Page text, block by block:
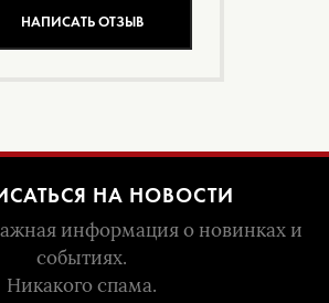
НАПИСАТЬ ОТЗЫВ
НА НОВОСТИ
информация о новинках и
событиях.
Никакого спама.